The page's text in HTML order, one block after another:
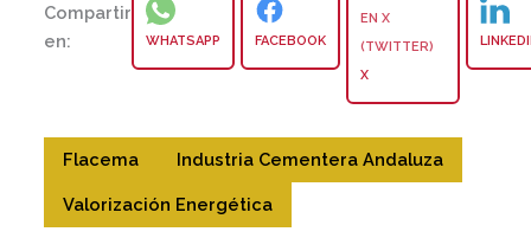
Compartir
en:
WHATSAPP FACEBOOK
X
Flacema Industria Cementera Andaluza
Valorización Energética